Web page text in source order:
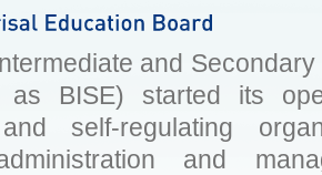
and
as BISE) started its
and self-regulating
and